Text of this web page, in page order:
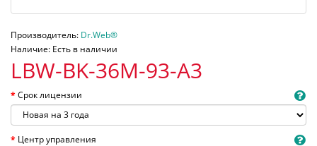
Производитель: Dr.Web®
Наличие: Есть в наличии
LBW-BK-36M-93-A3
Срок лицензии
Центр управления